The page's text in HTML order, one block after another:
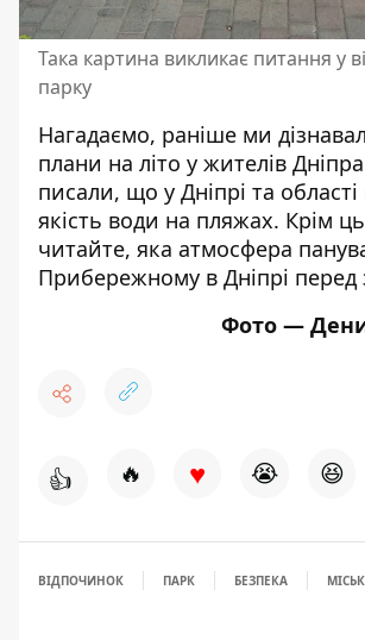
Така картина викликає питання у
парку
Нагадаємо, раніше ми
плани на літо у жителів Дніпра
писали, що у Дніпрі та
якість води на пляжах. Крім
читайте, яка атмосфера
Прибережному в Дніпрі
Фото —
👍 🔥 ♥ 😭 😆
ВІДПОЧИНОК ПАРК БЕЗПЕКА